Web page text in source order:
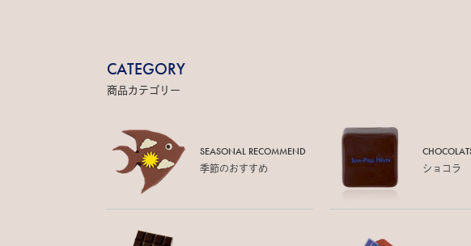
CATEGORY
商品カテゴリー
SEASONAL RECOMMEND
季節のおすすめ
ショコラ